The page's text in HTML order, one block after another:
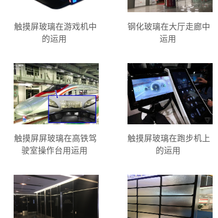
触摸屏玻璃在游戏机中
的运用
钢化玻璃在大厅走廊中
运用
触摸屏屏玻璃在高铁驾
驶室操作台用运用
触摸屏玻璃在跑步机上
的运用